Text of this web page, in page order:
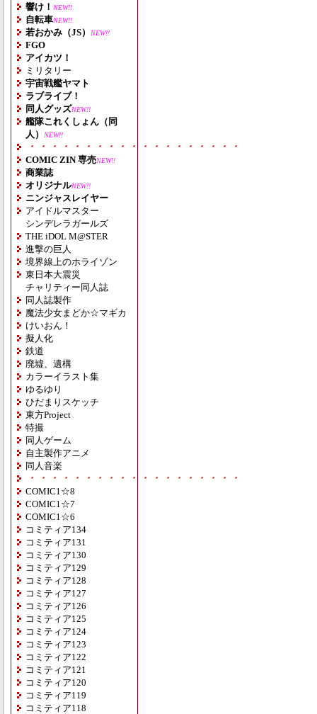
響け！ NEW!!
自転車NEW!!
若おかみ（JS） NEW!!
FGO
アイカツ！
ミリタリー
宇宙戦艦ヤマト
ラブライブ！
同人グッズNEW!!
艦隊これくしょん（同
人）
NEW!!
・・・・・・・・・・・・・・・・・・・
COMIC ZIN 専売NEW!!
商業誌
オリジナルNEW!!
ニンジャスレイヤー
アイドルマスター
シンデレラガールズ
THE iDOL M@STER
進撃の巨人
境界線上のホライゾン
東日本大震災
チャリティー同人誌
同人誌製作
魔法少女まどか☆マギカ
けいおん！
擬人化
鉄道
廃墟、遺構
カラーイラスト集
ゆるゆり
ひだまりスケッチ
東方Project
特撮
同人ゲーム
自主製作アニメ
同人音楽
・・・・・・・・・・・・・・・・・・・
COMIC1☆8
COMIC1☆7
COMIC1☆6
コミティア134
コミティア131
コミティア130
コミティア129
コミティア128
コミティア127
コミティア126
コミティア125
コミティア124
コミティア123
コミティア122
コミティア121
コミティア120
コミティア119
コミティア118